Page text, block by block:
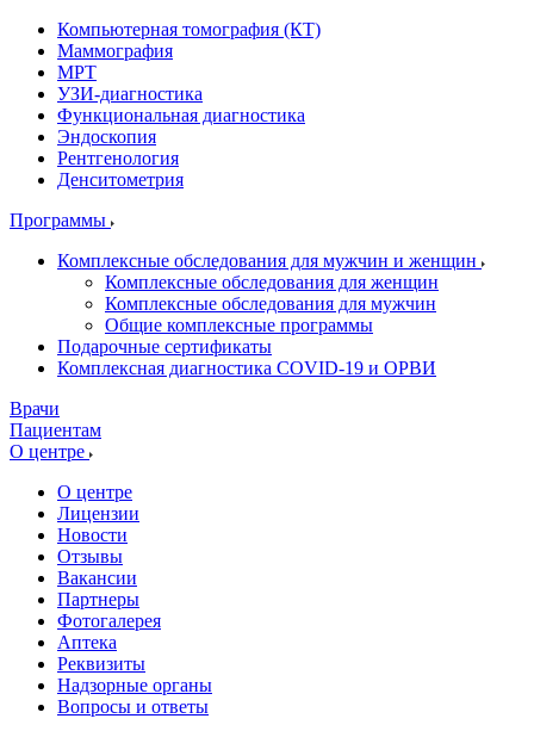
Компьютерная томография (КТ)
Маммография
МРТ
УЗИ-диагностика
Функциональная диагностика
Эндоскопия
Рентгенология
Денситометрия
Программы
Комплексные обследования для мужчин и женщин
Комплексные обследования для женщин
Комплексные обследования для мужчин
Общие комплексные программы
Подарочные сертификаты
Комплексная диагностика COVID-19 и ОРВИ
Врачи
Пациентам
О центре
О центре
Лицензии
Новости
Отзывы
Вакансии
Партнеры
Фотогалерея
Аптека
Реквизиты
Надзорные органы
Вопросы и ответы